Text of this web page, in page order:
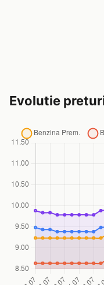
Evolutie